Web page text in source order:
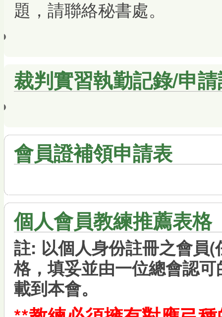
題，請聯絡秘書處。
裁判實習執勤記錄/申
會員證補領申請表
個人會員教練推薦表格
註: 以個人身份註冊之會員
格，填妥並由一位總會認
載到本會。